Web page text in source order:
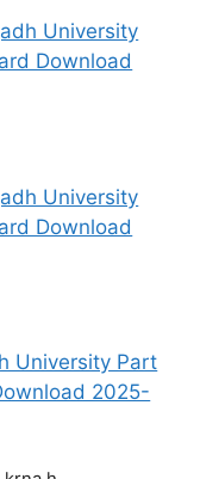
University
Download
University
Download
University Part
2025-